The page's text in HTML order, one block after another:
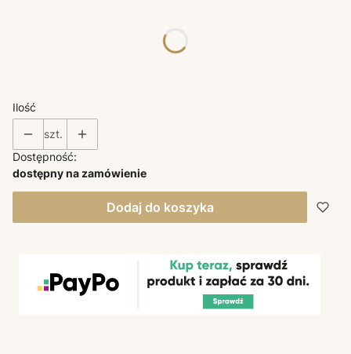
Ilość
szt.
Dostępność:
dostępny na zamówienie
Dodaj do koszyka